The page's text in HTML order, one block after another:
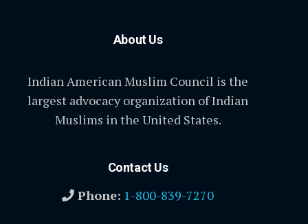
About Us
Indian American Muslim Council is the
largest advocacy organization of Indian
Muslims in the United States.
Contact Us
Phone: 1-800-839-7270